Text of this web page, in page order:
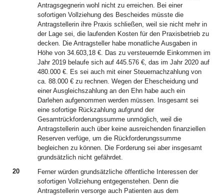
Antragsgegnerin wohl nicht zu erreichen. Bei einer
sofortigen Vollziehung des Bescheides müsste die
Antragstellerin ihre Praxis schließen, weil sie nicht mehr in
der Lage sei, die laufenden Kosten für den Praxisbetrieb zu
decken. Die Antragsteller habe monatliche Ausgaben in
Höhe von 34.603,18 €. Das zu versteuernde Einkommen im
Jahr 2019 belaufe sich auf 445.576 €, das im Jahr 2020 auf
480.000 €. Es sei auch mit einer Steuernachzahlung von
ca. 88.000 € zu rechnen. Wegen der Ehescheidung und
einer Ausgleichszahlung an den Ehn habe auch ein
Darlehen aufgenommen werden müssen. Insgesamt sei
eine sofortige Rückzahlung aufgrund der
Gesamtrückforderungssumme unmöglich, weil die
Antragstellerin auch über keine ausreichenden finanziellen
Reserven verfüge, um die Rückforderungssumme
begleichen zu können. Die Forderung sei aber insgesamt
grundsätzlich nicht gefährdet.
20
Ferner würden grundsätzliche öffentliche Interessen der
sofortigen Vollziehung entgegenstehen. Denn die
Antragstellerin versorge auch Patienten aus dem